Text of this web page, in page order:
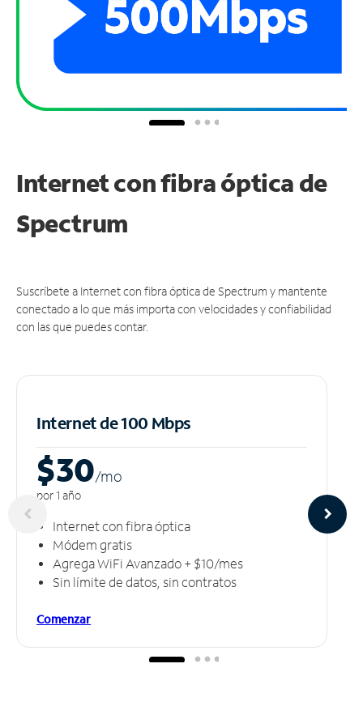
Internet con fibra óptica de
Spectrum
Suscríbete a Internet con fibra óptica de Spectrum y mantente
conectado a lo que más importa con velocidades y confiabilidad
con las que puedes contar.
Internet de 100 Mbps
$30/mo
por 1 año
Internet con fibra óptica
Módem gratis
Agrega WiFi Avanzado + $10/mes
Sin límite de datos, sin contratos
Comenzar